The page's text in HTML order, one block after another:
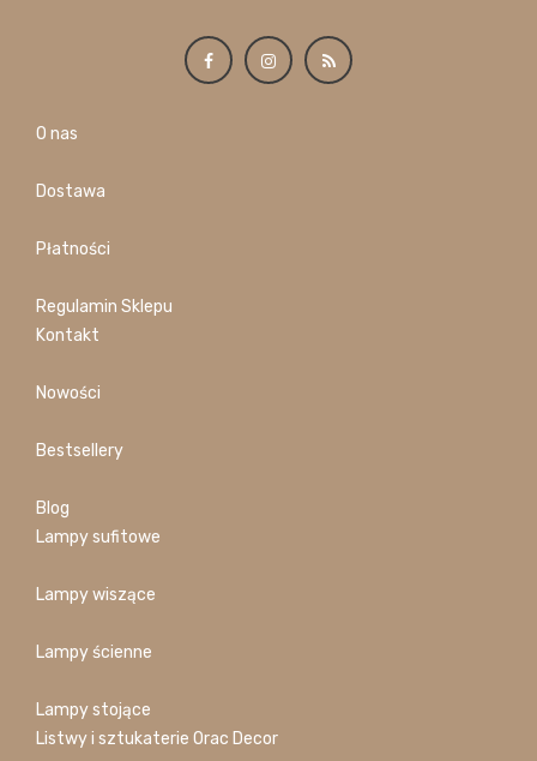
O nas
Dostawa
Płatności
Regulamin Sklepu
Kontakt
Nowości
Bestsellery
Blog
Lampy sufitowe
Lampy wiszące
Lampy ścienne
Lampy stojące
Listwy i sztukaterie Orac Decor